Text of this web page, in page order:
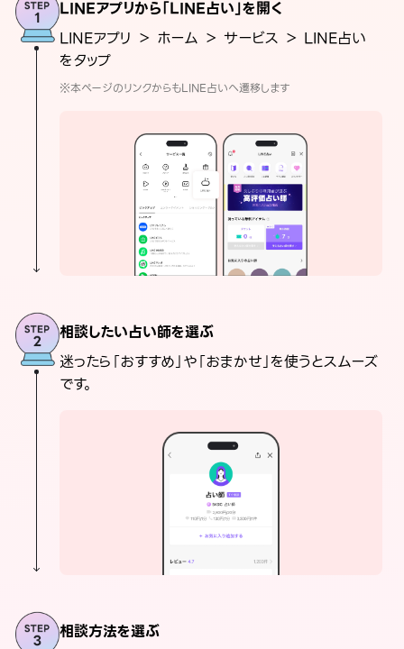
LINEアプリから「LINE占い」を開く
LINEアプリ ＞ ホーム ＞ サービス ＞ LINE占い
をタップ
※本ページのリンクからもLINE占いへ遷移します
相談したい占い師を選ぶ
迷ったら「おすすめ」や「おまかせ」を使うとスムーズ
です。
相談方法を選ぶ